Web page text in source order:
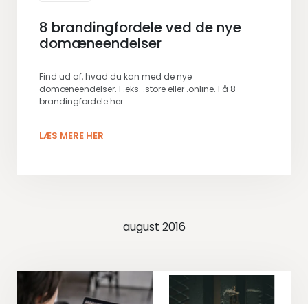
8 brandingfordele ved de nye
domæneendelser
Find ud af, hvad du kan med de nye
domæneendelser. F.eks. .store eller .online. Få 8
brandingfordele her.
LÆS MERE HER
august 2016